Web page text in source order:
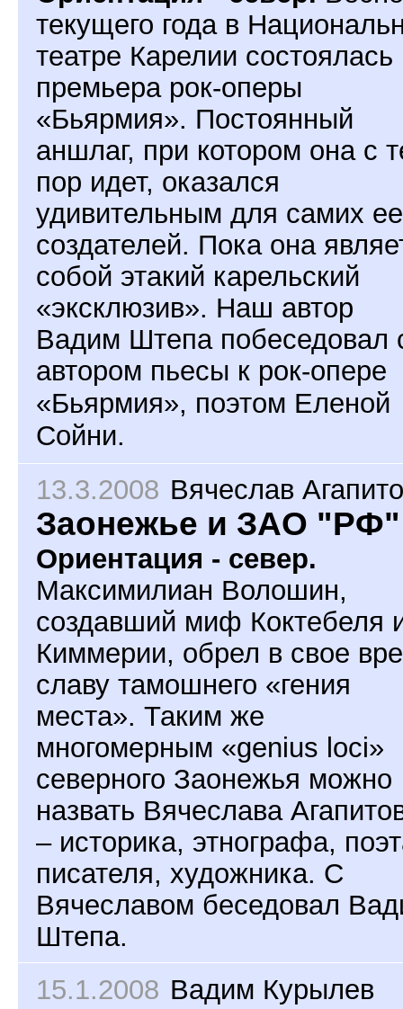
текущего года в
театре Карелии состоялась
премьера рок-оперы
«Бьярмия». Постоянный
аншлаг, при котором она с
пор идет, оказался
удивительным для самих ее
создателей. Пока она
собой этакий карельский
«эксклюзив». Наш автор
Вадим Штепа побеседовал
автором пьесы к рок-опере
«Бьярмия», поэтом Еленой
Сойни.
13.3.2008 Вячеслав
Заонежье и ЗАО "РФ"
Ориентация - север.
Максимилиан Волошин,
создавший миф Коктебеля
Киммерии, обрел в свое
славу тамошнего «гения
места». Таким же
многомерным «genius loci»
северного Заонежья можно
назвать Вячеслава
– историка, этнографа,
писателя, художника. C
Вячеславом беседовал
Штепа.
15.1.2008 Вадим Курылев